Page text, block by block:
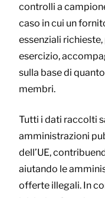
controlli a
caso in cui un
essenziali
esercizio,
sulla base di
membri.
Tutti i dati raccolti
amministrazioni
dell’UE,
aiutando le
offerte illegali. In